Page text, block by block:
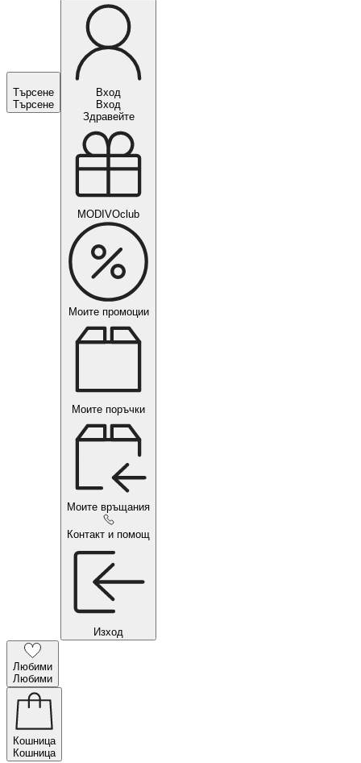
Търсене
Търсене
Вход
Вход
Здравейте
MODIVOclub
Моите промоции
Моите поръчки
Моите връщания
Контакт и помощ
Изход
Любими
Любими
Кошница
Кошница